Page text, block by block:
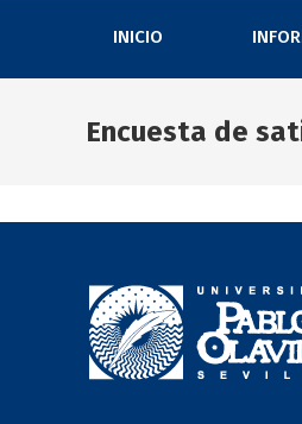
INICIO
Encuesta de